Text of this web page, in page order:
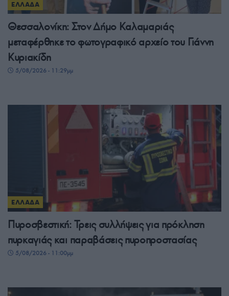
ΕΛΛΑΔΑ
Θεσσαλονίκη: Στον Δήμο Καλαμαριάς
μεταφέρθηκε το φωτογραφικό αρχείο του Γιάννη
Κυριακίδη
5/08/2026 - 11:29μμ
ΕΛΛΑΔΑ
Πυροσβεστική: Τρεις συλλήψεις για πρόκληση
πυρκαγιάς και παραβάσεις πυροπροστασίας
5/08/2026 - 11:00μμ